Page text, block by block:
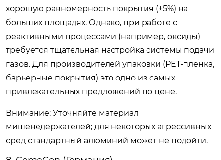
хорошую равномерность покрытия (±5%) на
больших площадях. Однако, при работе с
реактивными процессами (например, оксиды)
требуется тщательная настройка системы подачи
газов. Для производителей упаковки (PET-пленка,
барьерные покрытия) это одно из самых
привлекательных предложений по цене.
Внимание: Уточняйте материал
мишенедержателей; для некоторых агрессивных
сред стандартный алюминий может не подойти.